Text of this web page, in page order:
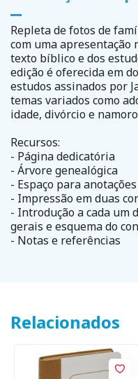
Repleta de fotos de
com uma
texto bíblico e dos
edição é oferecida em
estudos assinados por
temas variados como
idade, divórcio e
Recursos:
- Página dedicatória
- Árvore genealógica
- Espaço para
- Impressão em duas
- Introdução a cada um
gerais e esquema do
- Notas e referências
Relacionados